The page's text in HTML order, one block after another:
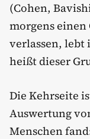
(Cohen,
morgens einen
verlassen, lebt
heißt dieser
Die Kehrseite
Auswertung
Menschen